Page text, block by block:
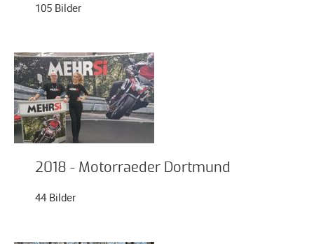
Galerie
Galerie
2024
Galerie
2023
Galerie
Galerie
105 Bilder
2018 - Motorraeder Dortmund
44 Bilder